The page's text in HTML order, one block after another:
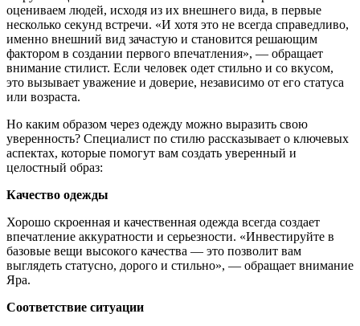
оцениваем людей, исходя из их внешнего вида, в первые
несколько секунд встречи. «И хотя это не всегда справедливо,
именно внешний вид зачастую и становится решающим
фактором в создании первого впечатления», — обращает
внимание стилист. Если человек одет стильно и со вкусом,
это вызывает уважение и доверие, независимо от его статуса
или возраста.
Но каким образом через одежду можно выразить свою
уверенность? Специалист по стилю рассказывает о ключевых
аспектах, которые помогут вам создать уверенный и
целостный образ:
Качество одежды
Хорошо скроенная и качественная одежда всегда создает
впечатление аккуратности и серьезности. «Инвестируйте в
базовые вещи высокого качества — это позволит вам
выглядеть статусно, дорого и стильно», — обращает внимание
Яра.
Соответствие ситуации